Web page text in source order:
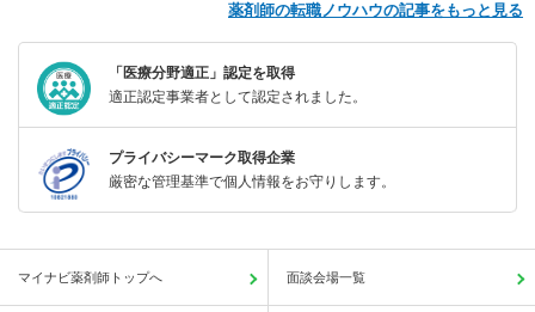
薬剤師の転職ノウハウの記事をもっと見る
「医療分野適正」認定を取得
適正認定事業者として認定されました。
プライバシーマーク取得企業
厳密な管理基準で個人情報をお守りします。
マイナビ薬剤師トップへ 面談会場一覧